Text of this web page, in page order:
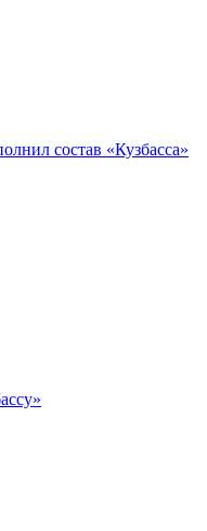
состав «Кузбасса»